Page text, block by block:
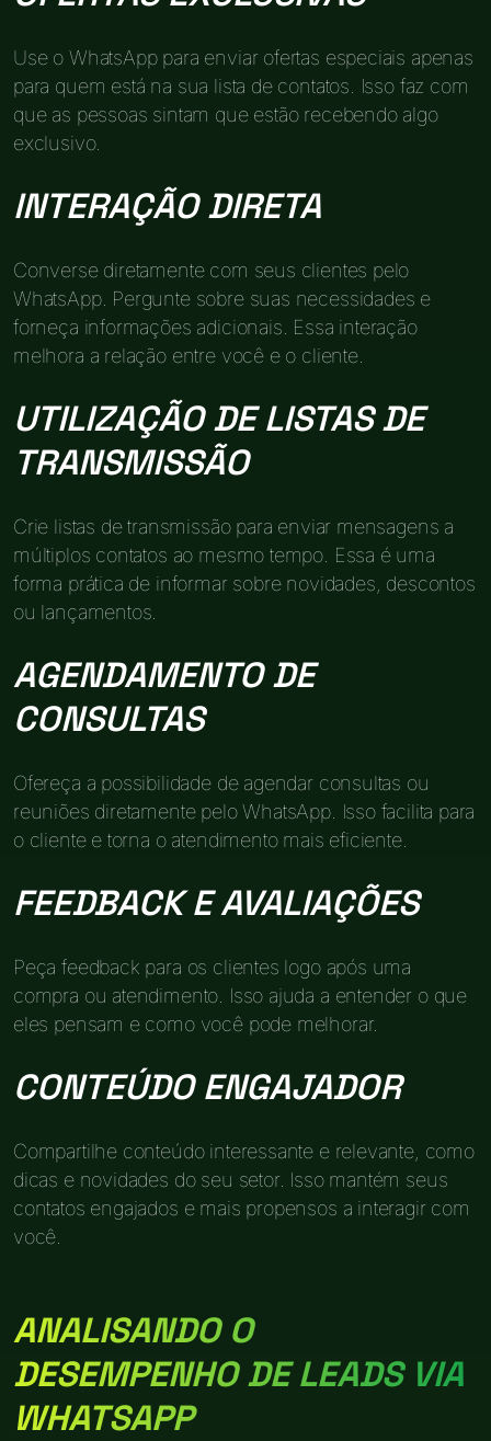
Use o WhatsApp para enviar ofertas especiais apenas
para quem está na sua lista de contatos. Isso faz com
que as pessoas sintam que estão recebendo algo
exclusivo.
INTERAÇÃO DIRETA
Converse diretamente com seus clientes pelo
WhatsApp. Pergunte sobre suas necessidades e
forneça informações adicionais. Essa interação
melhora a relação entre você e o cliente.
UTILIZAÇÃO DE LISTAS DE
TRANSMISSÃO
Crie listas de transmissão para enviar mensagens a
múltiplos contatos ao mesmo tempo. Essa é uma
forma prática de informar sobre novidades, descontos
ou lançamentos.
AGENDAMENTO DE
CONSULTAS
Ofereça a possibilidade de agendar consultas ou
reuniões diretamente pelo WhatsApp. Isso facilita para
o cliente e torna o atendimento mais eficiente.
FEEDBACK E AVALIAÇÕES
Peça feedback para os clientes logo após uma
compra ou atendimento. Isso ajuda a entender o que
eles pensam e como você pode melhorar.
CONTEÚDO ENGAJADOR
Compartilhe conteúdo interessante e relevante, como
dicas e novidades do seu setor. Isso mantém seus
contatos engajados e mais propensos a interagir com
você.
ANALISANDO O
DESEMPENHO DE LEADS VIA
WHATSAPP